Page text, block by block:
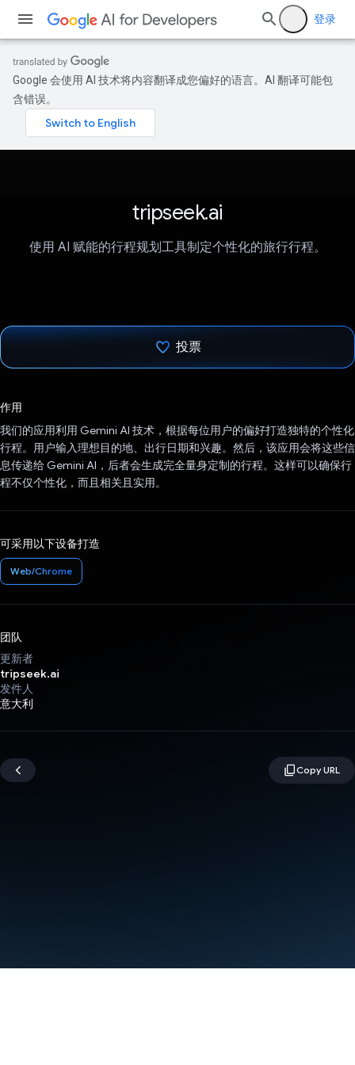
登录
Google 会使用 AI 技术将内容翻译成您偏好的语言。AI 翻译可能包
含错误。
tripseek.ai
使用 AI 赋能的行程规划工具制定个性化的旅行行程。
投票
作用
我们的应用利用 Gemini AI 技术，根据每位用户的偏好打造独特的个性化
行程。用户输入理想目的地、出行日期和兴趣。然后，该应用会将这些信
息传递给 Gemini AI，后者会生成完全量身定制的行程。这样可以确保行
程不仅个性化，而且相关且实用。
可采用以下设备打造
Web/Chrome
团队
更新者
tripseek.ai
发件人
意大利